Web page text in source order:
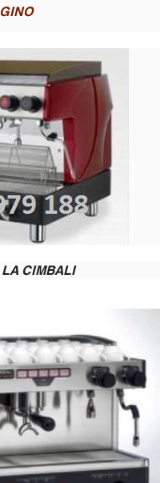
GINO
LA CIMBALI